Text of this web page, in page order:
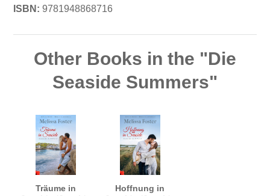
ISBN: 9781948868716
Other Books in the "Die
Seaside Summers"
Träume in
Hoffnung in